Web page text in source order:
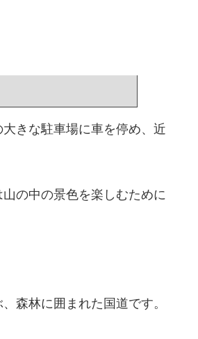
大きな駐車場に車を停め、近
の中の景色を楽しむために
森林に囲まれた国道です。